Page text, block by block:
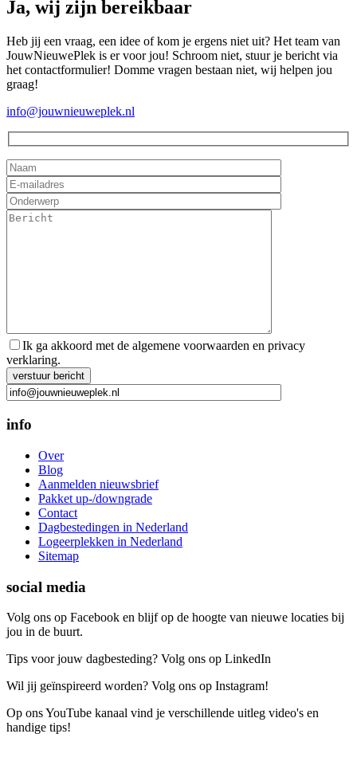
Ja, wij zijn bereikbaar
Heb jij een vraag, een idee of kom je ergens niet uit? Het team van
JouwNieuwePlek is er voor jou! Schroom niet, stuur je bericht via
het contactformulier! Domme vragen bestaan niet, wij helpen jou
graag!
info@jouwnieuweplek.nl
Ik ga akkoord met de algemene voorwaarden en privacy
verklaring.
Gelieve dit veld leeg te laten.
info
Over
Blog
Aanmelden nieuwsbrief
Pakket up-/downgrade
Contact
Dagbestedingen in Nederland
Logeerplekken in Nederland
Sitemap
social media
Volg ons op Facebook en blijf op de hoogte van nieuwe locaties bij
jou in de buurt.
Tips voor jouw dagbesteding? Volg ons op LinkedIn
Wil jij geïnspireerd worden? Volg ons op Instagram!
Op ons YouTube kanaal vind je verschillende uitleg video's en
handige tips!